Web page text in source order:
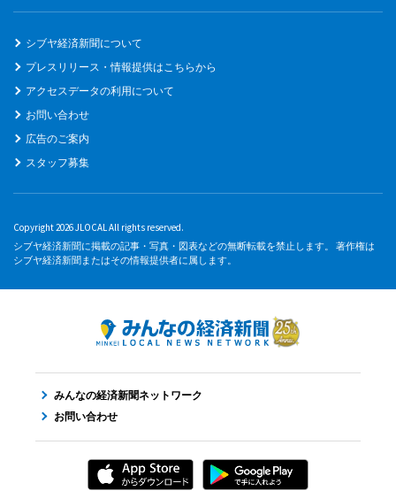
シブヤ経済新聞について
プレスリリース・情報提供はこちらから
アクセスデータの利用について
お問い合わせ
広告のご案内
スタッフ募集
Copyright 2026 JLOCAL All rights reserved.
シブヤ経済新聞に掲載の記事・写真・図表などの無断転載を禁止します。 著作権は
シブヤ経済新聞またはその情報提供者に属します。
みんなの経済新聞ネットワーク
お問い合わせ